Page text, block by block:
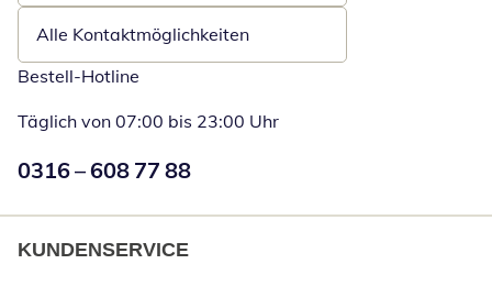
Alle Kontaktmöglichkeiten
Bestell-Hotline
Täglich von 07:00 bis 23:00 Uhr
Numéro de téléphone:
0316 – 608 77 88
KUNDENSERVICE